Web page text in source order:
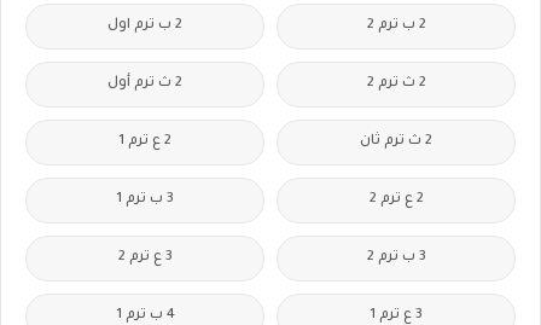
2 ب ترم 2 2 ب ترم اول
2 ث ترم 2 2 ث ترم أول
2 ث ترم ثان 2 ع ترم 1
2 ع ترم 2 3 ب ترم 1
3 ب ترم 2 3 ع ترم 2
3 ع ترم 1 4 ب ترم 1